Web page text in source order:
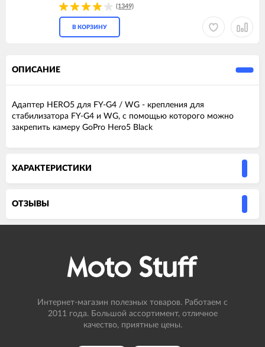
(1349)
В КОРЗИНУ
ОПИСАНИЕ
Адаптер HERO5 для FY-G4 / WG - крепления для
стабилизатора FY-G4 и WG, с помощью которого можно
закрепить камеру GoPro Hero5 Black
ХАРАКТЕРИСТИКИ
ОТЗЫВЫ
Интернет-магазин полезных товаров. Работаем с
2011 года. Большой ассортимент, отличное
качество, приятные цены.